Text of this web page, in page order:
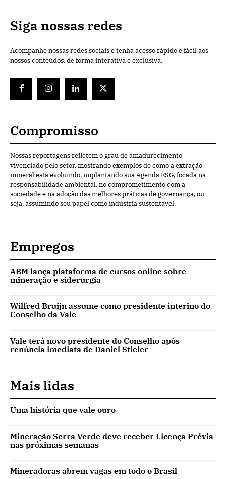
Siga nossas redes
Acompanhe nossas redes sociais e tenha acesso rápido e fácil aos
nossos conteúdos, de forma interativa e exclusiva.
Compromisso
Nossas reportagens refletem o grau de amadurecimento
vivenciado pelo setor, mostrando exemplos de como a extração
mineral está evoluindo, implantando sua Agenda ESG, focada na
responsabilidade ambiental, no comprometimento com a
sociedade e na adoção das melhores práticas de governança, ou
seja, assumindo seu papel como indústria sustentável.
Empregos
ABM lança plataforma de cursos online sobre
mineração e siderurgia
Wilfred Bruijn assume como presidente interino do
Conselho da Vale
Vale terá novo presidente do Conselho após
renúncia imediata de Daniel Stieler
Mais lidas
Uma história que vale ouro
Mineração Serra Verde deve receber Licença Prévia
nas próximas semanas
Mineradoras abrem vagas em todo o Brasil